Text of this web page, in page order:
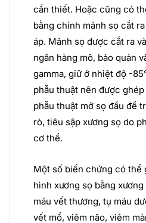
cần thiết. Hoặc cũng có
bằng chính mảnh sọ cắt
áp. Mảnh sọ được cắt ra
ngân hàng mô, bảo quản
gamma, giữ ở nhiệt độ -
phẫu thuật nên được
phẫu thuật mở sọ đầu để
rò, tiêu sập xương sọ do
cơ thể.
Một số biến chứng có thể
hình xương sọ bằng
máu vết thương, tụ máu
vết mổ, viêm não, viêm